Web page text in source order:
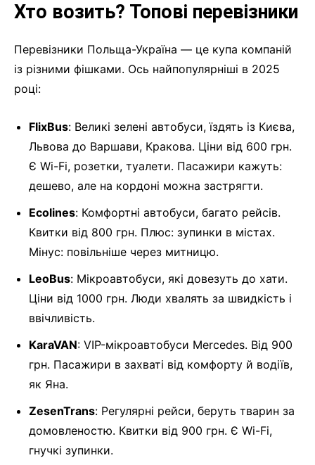
Хто возить? Топові перевізники
Перевізники Польща-Україна — це купа компаній
із різними фішками. Ось найпопулярніші в 2025
році:
FlixBus: Великі зелені автобуси, їздять із Києва,
Львова до Варшави, Кракова. Ціни від 600 грн.
Є Wi-Fi, розетки, туалети. Пасажири кажуть:
дешево, але на кордоні можна застрягти.
Ecolines: Комфортні автобуси, багато рейсів.
Квитки від 800 грн. Плюс: зупинки в містах.
Мінус: повільніше через митницю.
LeoBus: Мікроавтобуси, які довезуть до хати.
Ціни від 1000 грн. Люди хвалять за швидкість і
ввічливість.
KaraVAN: VIP-мікроавтобуси Mercedes. Від 900
грн. Пасажири в захваті від комфорту й водіїв,
як Яна.
ZesenTrans: Регулярні рейси, беруть тварин за
домовленостю. Квитки від 900 грн. Є Wi-Fi,
гнучкі зупинки.